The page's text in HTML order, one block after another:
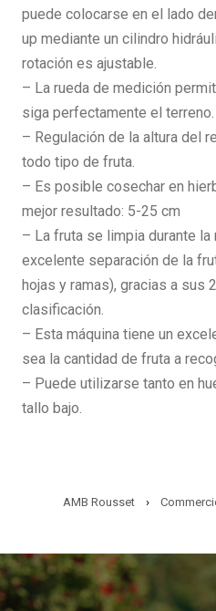
puede colocarse en el lado
up mediante un cilindro
rotación es ajustable.
– La rueda de medición
siga perfectamente el terreno.
– Regulación de la altura del
todo tipo de fruta.
– Es posible cosechar en
mejor resultado: 5-25 cm
– La fruta se limpia durante la
excelente separación de la
hojas y ramas), gracias a sus
clasificación.
– Esta máquina tiene un
sea la cantidad de fruta a
– Puede utilizarse tanto en
tallo bajo.
AMB Rousset ›